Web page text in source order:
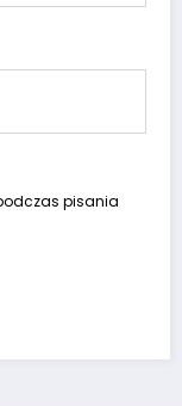
pisania